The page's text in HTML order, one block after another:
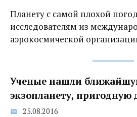
Планету с самой плохой
исследователям из
аэрокосмической
Ученые нашли
экзопланету, пригодную
25.08.2016